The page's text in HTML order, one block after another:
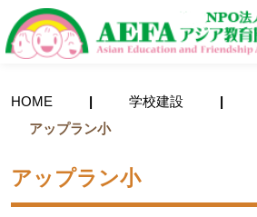
HOME 学校建設
アップラン小
アップラン小